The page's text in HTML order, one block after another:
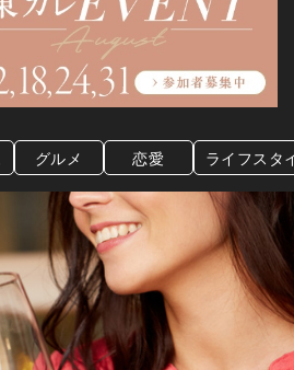
グルメ 恋愛 ライフスタ